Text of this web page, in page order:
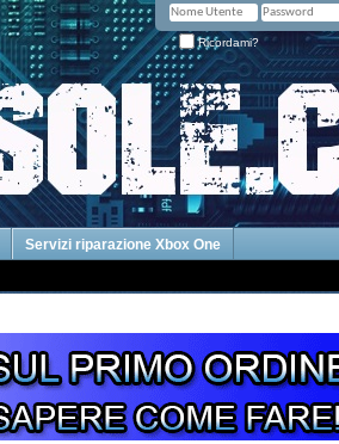
Ricordami?
Servizi riparazione Xbox One